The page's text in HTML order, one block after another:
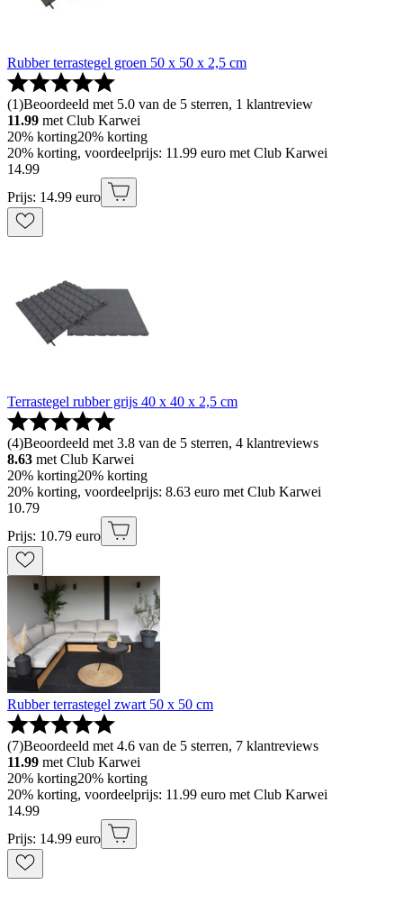
Rubber terrastegel groen 50 x 50 x 2,5 cm
(1)Beoordeeld met 5.0 van de 5 sterren, 1 klantreview
11.99 met Club Karwei
20% korting20% korting
20% korting, voordeelprijs: 11.99 euro met Club Karwei
14.99
Prijs: 14.99 euro
Terrastegel rubber grijs 40 x 40 x 2,5 cm
(4)Beoordeeld met 3.8 van de 5 sterren, 4 klantreviews
8.63 met Club Karwei
20% korting20% korting
20% korting, voordeelprijs: 8.63 euro met Club Karwei
10.79
Prijs: 10.79 euro
Rubber terrastegel zwart 50 x 50 cm
(7)Beoordeeld met 4.6 van de 5 sterren, 7 klantreviews
11.99 met Club Karwei
20% korting20% korting
20% korting, voordeelprijs: 11.99 euro met Club Karwei
14.99
Prijs: 14.99 euro